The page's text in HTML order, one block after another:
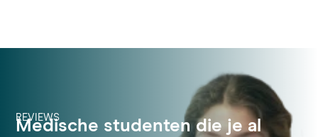
REVIEWS
Medische studenten die je al